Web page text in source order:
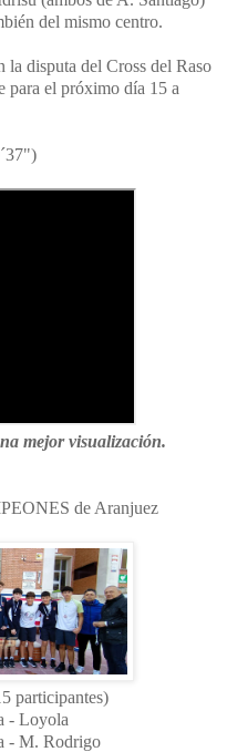
del mismo centro.
disputa del Cross del Raso
para el próximo día 15 a
mejor visualización.
de Aranjuez
participantes)
- Loyola
- M. Rodrigo